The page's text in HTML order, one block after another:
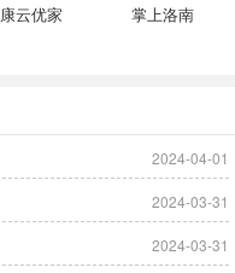
康云优家 掌上洛南
2024-04-01
2024-03-31
2024-03-31